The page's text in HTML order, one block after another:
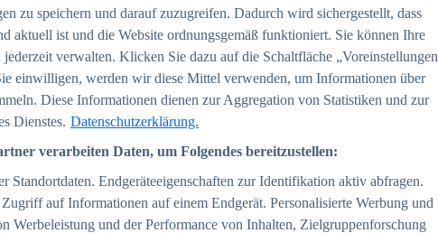
zu speichern und darauf zuzugreifen. Dadurch wird sichergestellt, dass
aktuell ist und die Website ordnungsgemäß funktioniert. Sie können Ihre
verwalten. Klicken Sie dazu auf die Schaltfläche „Voreinstellungen
einwilligen, werden wir diese Mittel verwenden, um Informationen über
Diese Informationen dienen zur Aggregation von Statistiken und zur
Dienstes. Datenschutzerklärung.
verarbeiten Daten, um Folgendes bereitzustellen:
Standortdaten. Endgeräteeigenschaften zur Identifikation aktiv abfragen.
auf Informationen auf einem Endgerät. Personalisierte Werbung und
Werbeleistung und der Performance von Inhalten, Zielgruppenforschung